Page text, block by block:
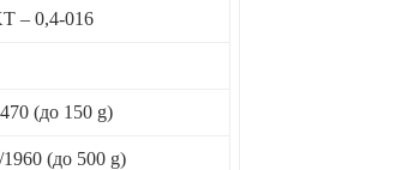
– 0,4-016
(до 150 g)
(до 500 g)